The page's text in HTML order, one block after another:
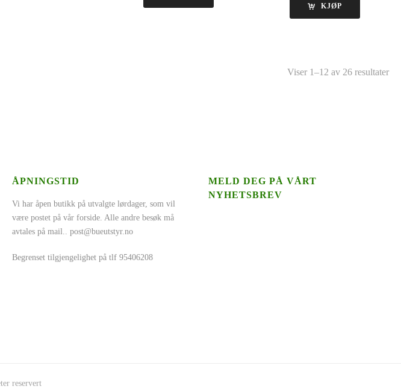
KJØP
Viser 1–12 av 26 resultater
ÅPNINGSTID
Vi har åpen butikk på utvalgte lørdager, som vil
være postet på vår forside. Alle andre besøk må
avtales på mail..post@bueutstyr.no
Begrenset tilgjengelighet på tlf 95406208
MELD DEG PÅ VÅRT
NYHETSBREV
reservert